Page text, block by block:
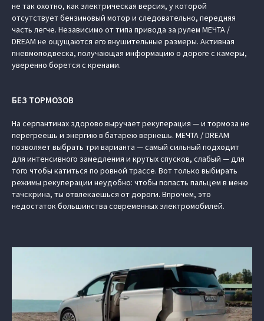
не так охотно, как электрическая версия, у которой
отсутствует бензиновый мотор и следовательно, передняя
часть легче. Независимо от типа привода за рулем МЕЧТА /
DREAM не ощущаются его внушительные размеры. Активная
пневмоподвеска, получающая информацию о дороге с камеры,
уверенно борется с кренами.
БЕЗ ТОРМОЗОВ
На серпантинах здорово выручает рекуперация — и тормоза не
перегреешь и энергию в батарею вернешь. МЕЧТА / DREAM
позволяет выбрать три варианта — самый сильный подходит
для интенсивного замедления и крутых спусков, слабый — для
того чтобы катиться по ровной трассе. Вот только выбирать
режимы рекуперации неудобно: чтобы попасть пальцем в меню
тачскрина, ты отвлекаешься от дороги. Впрочем, это
недостаток большинства современных электромобилей.